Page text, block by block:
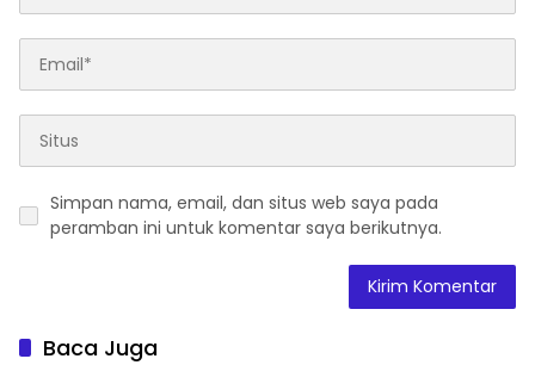
Simpan nama, email, dan situs web saya pada
peramban ini untuk komentar saya berikutnya.
Baca Juga